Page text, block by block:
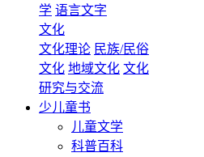
学 语言文字
文化
文化理论 民族/民俗
文化 地域文化 文化
研究与交流
少儿童书
儿童文学
科普百科